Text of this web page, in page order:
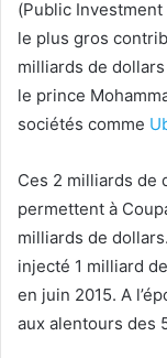
(Public
le plus gros
milliards de
le prince
sociétés comme
Ces 2 milliards de
permettent à
milliards de
injecté 1 milliard
en juin 2015. A
aux alentours des